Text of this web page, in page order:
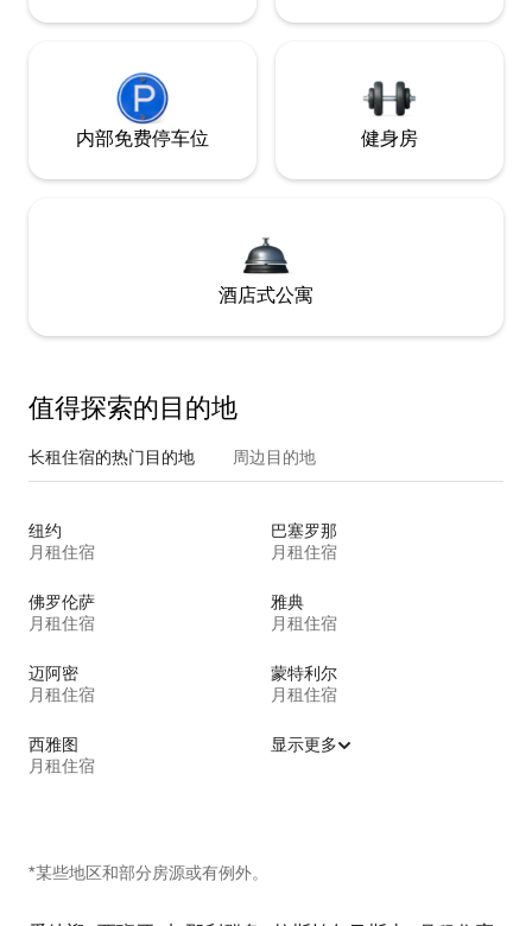
内部免费停车位 健身房
酒店式公寓
值得探索的目的地
长租住宿的热门目的地 周边目的地
纽约
月租住宿
巴塞罗那
月租住宿
佛罗伦萨
月租住宿
雅典
月租住宿
迈阿密
月租住宿
蒙特利尔
月租住宿
西雅图
月租住宿
显示更多
*某些地区和部分房源或有例外。